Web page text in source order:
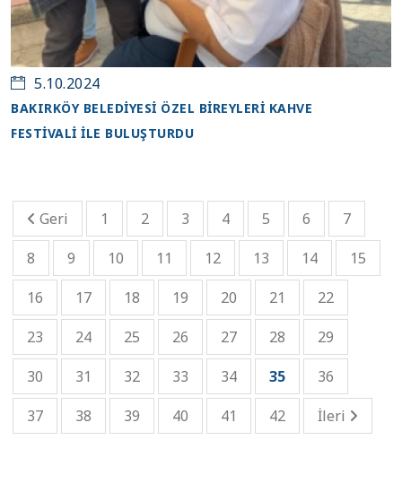
5.10.2024
BAKIRKÖY BELEDİYESİ ÖZEL BİREYLERİ KAHVE
FESTİVALİ İLE BULUŞTURDU
Geri 1 2 3 4 5 6
7
8
9 10 11 12 13 14
15
16
17 18 19 20 21
22
23
24 25 26 27 28
29
30
31 32 33 34 35
36
37
38 39 40 41 42 İleri